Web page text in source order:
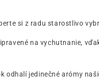
si z radu starostlivo
na vychutnanie,
odhalí jedinečné arómy